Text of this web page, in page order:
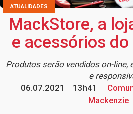
ATUALIDADES
MackStore, a
e acessórios
Produtos serão vendidos on-line,
e
06.07.2021
13h41
Mackenzie